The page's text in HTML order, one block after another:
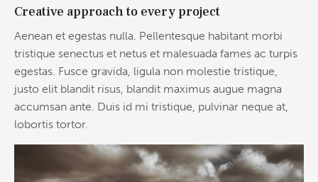
Creative approach to every project
Aenean et egestas nulla. Pellentesque habitant morbi
tristique senectus et netus et malesuada fames ac turpis
egestas. Fusce gravida, ligula non molestie tristique,
justo elit blandit risus, blandit maximus augue magna
accumsan ante. Duis id mi tristique, pulvinar neque at,
lobortis tortor.